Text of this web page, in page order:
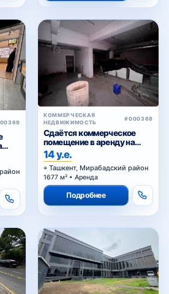
КОММЕРЧЕСКАЯ
НЕДВИЖИМОСТЬ
#000368
Сдаётся коммерческое
помещение в аренду на
Куйлюке
14 у.е.
Ташкент, Мирабадский район
1677 м² • Аренда
Подробнее